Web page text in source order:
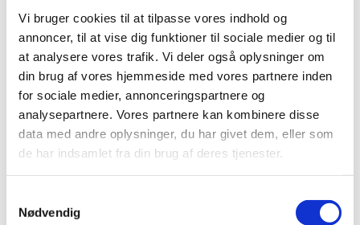
Vi bruger cookies til at tilpasse vores indhold og
annoncer, til at vise dig funktioner til sociale medier og til
at analysere vores trafik. Vi deler også oplysninger om
din brug af vores hjemmeside med vores partnere inden
for sociale medier, annonceringspartnere og
analysepartnere. Vores partnere kan kombinere disse
data med andre oplysninger, du har givet dem, eller som
de har indsamlet fra din brug af deres tjenester.
Nødvendig
Behandling af data og personoplysninger
Klagevejledning
Hjælp til administration
Har du spørgsmål til afrapportering eller bilag,
kontaktBevillingsenheden Svendborg
Henriksen